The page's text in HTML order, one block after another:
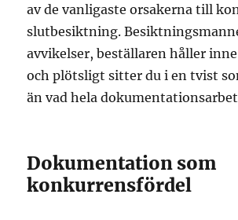
av de vanligaste orsakerna till
slutbesiktning.
avvikelser, beställaren håller
och plötsligt sitter du i en tvist
än vad hela
Dokumentation som
konkurrensfördel